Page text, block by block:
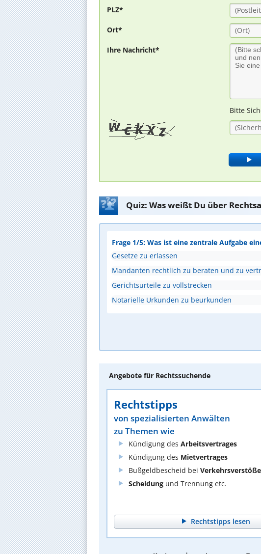
PLZ*
Ort*
Ihre Nachricht*
Bitte
Quiz: Was weißt Du über
Frage 1/5: Was ist eine zentrale Aufgabe
Gesetze zu erlassen
Mandanten rechtlich zu beraten und zu
Gerichtsurteile zu vollstrecken
Notarielle Urkunden zu beurkunden
Angebote für Rechtssuchende
Rechtstipps
von spezialisierten Anwälten
zu Themen wie
Kündigung des Arbeitsvertrages
Kündigung des Mietvertrages
Bußgeldbescheid bei
Scheidung und Trennung etc.
Rechtstipps lesen